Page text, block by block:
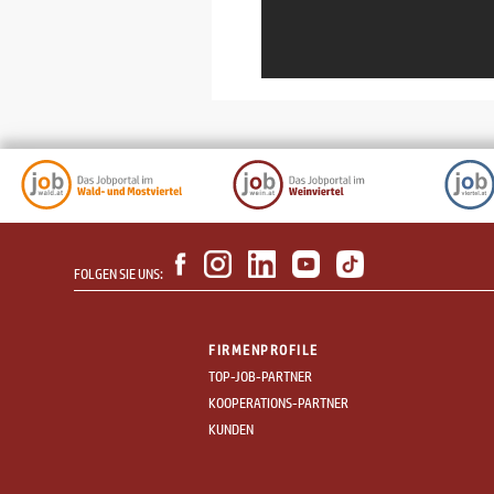
FOLGEN SIE UNS:
FIRMENPROFILE
TOP-JOB-PARTNER
KOOPERATIONS-PARTNER
KUNDEN